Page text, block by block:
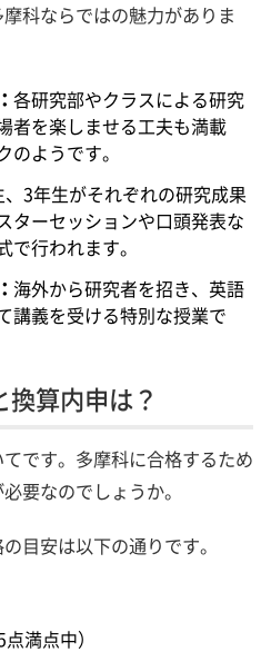
科ならではの魅力がありま
各研究部やクラスによる研究
者を楽しませる工夫も満載
ようです。
3年生がそれぞれの研究成果
ターセッションや口頭発表な
で行われます。
海外から研究者を招き、英語
講義を受ける特別な授業で
算内申は？
です。多摩科に合格するため
要なのでしょうか。
目安は以下の通りです。
満点中）